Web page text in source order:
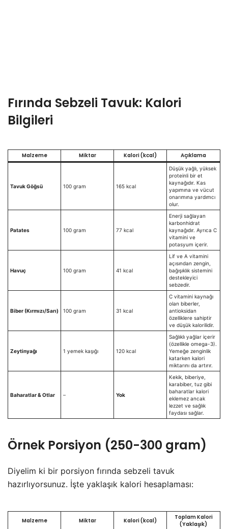
Fırında Sebzeli Tavuk: Kalori
Bilgileri
Malzeme Miktar Kalori (kcal) Açıklama
Tavuk Göğsü 100 gram 165 kcal
Düşük yağlı, yüksek
proteinli bir et
kaynağıdır. Kas
yapımına ve vücut
onarımına yardımcı
olur.
Patates 100 gram 77 kcal
Enerji sağlayan
karbonhidrat
kaynağıdır. Ayrıca C
vitamini ve
potasyum içerir.
Havuç 100 gram 41 kcal
Lif ve A vitamini
açısından zengin,
bağışıklık sistemini
destekleyici
sebzedir.
Biber (Kırmızı/Sarı) 100 gram 31 kcal
C vitamini kaynağı
olan biberler,
antioksidan
özelliklere sahiptir
ve düşük kalorilidir.
Zeytinyağı 1 yemek kaşığı 120 kcal
Sağlıklı yağlar içerir
(özellikle omega-3).
Yemeğe zenginlik
katarken kalori
miktarını da artırır.
Baharatlar & Otlar – Yok
Kekik, biberiye,
karabiber, tuz gibi
baharatlar kalori
eklemez ancak
lezzet ve sağlık
faydası sağlar.
Örnek Porsiyon (250-300 gram)
Diyelim ki bir porsiyon fırında sebzeli tavuk
hazırlıyorsunuz. İşte yaklaşık kalori hesaplaması:
Malzeme Miktar Kalori (kcal)
Toplam Kalori
(Yaklaşık)